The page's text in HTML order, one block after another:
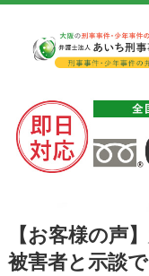
【お客様の
被害者と示談